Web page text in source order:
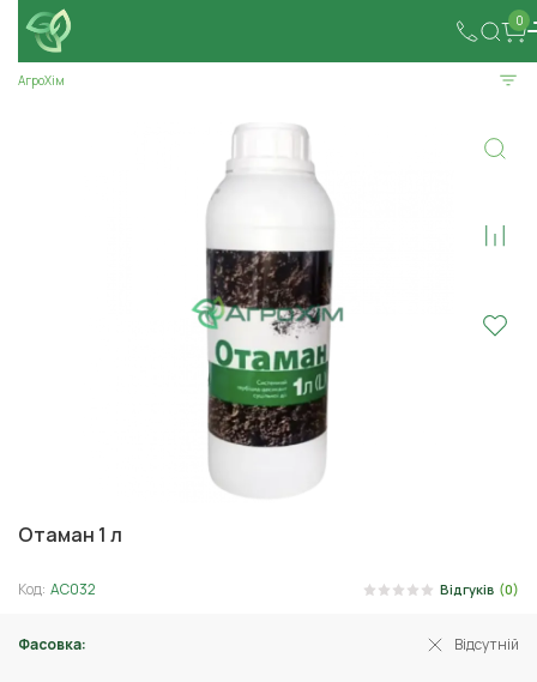
0
АгроХім
Отаман 1 л
Код: АС032 Відгуків (0)
Фасовка: Відсутній